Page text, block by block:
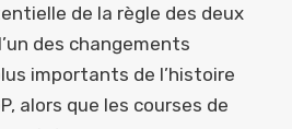
de la règle des deux
des changements
importants de l’histoire
alors que les courses de